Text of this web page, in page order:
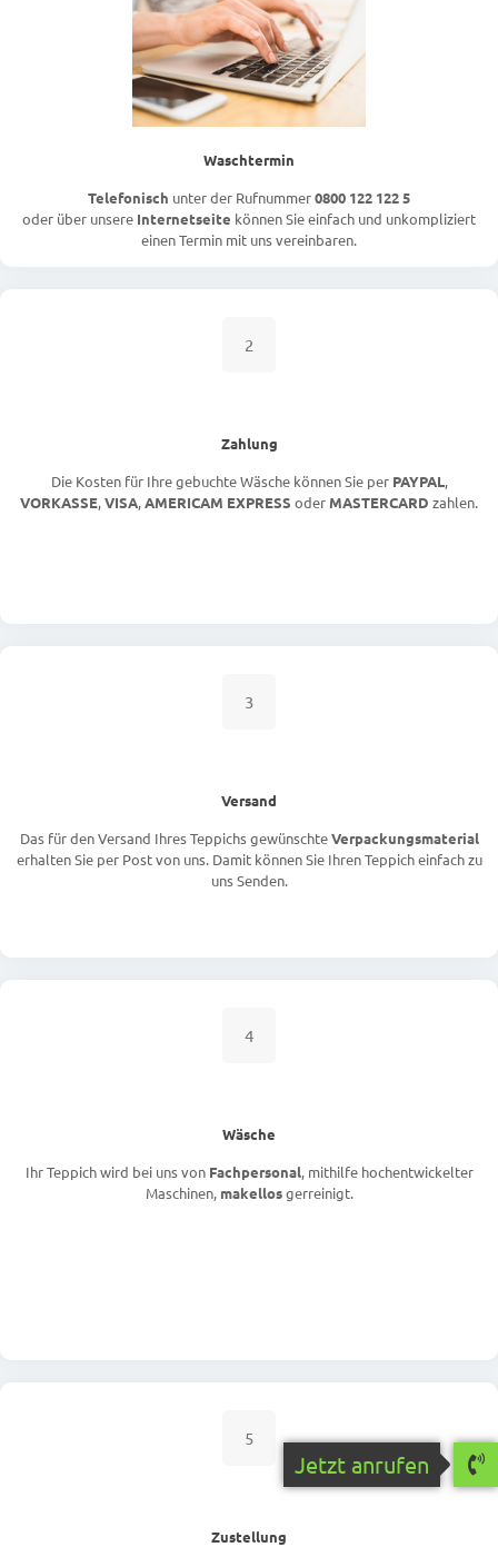
Waschtermin
Telefonisch unter der Rufnummer0800 122 122 5
oder über unsere Internetseite können Sie einfach und unkompliziert
einen Termin mit uns vereinbaren.
2
Zahlung
Die Kosten für Ihre gebuchte Wäsche können Sie per PAYPAL,
VORKASSE,VISA,AMERICAM EXPRESS oder MASTERCARD zahlen.
3
Versand
Das für den Versand Ihres Teppichs gewünschteVerpackungsmaterial
erhalten Sie per Post von uns. Damit können Sie Ihren Teppich einfach zu
uns Senden.
4
Wäsche
Ihr Teppich wird bei uns von Fachpersonal, mithilfe hochentwickelter
Maschinen, makellosgerreinigt.
5
Zustellung
Jetzt anrufen